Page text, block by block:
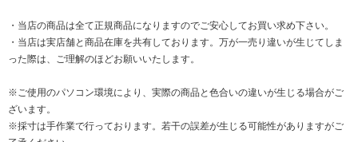
・当店の商品は全て正規商品になりますのでご安心してお買い求め下さい。
・当店は実店舗と商品在庫を共有しております。万が一売り違いが生じてしま
った際は、ご理解のほどお願いいたします。
※ご使用のパソコン環境により、実際の商品と色合いの違いが生じる場合がご
ざいます。
※採寸は手作業で行っております。若干の誤差が生じる可能性がありますがご